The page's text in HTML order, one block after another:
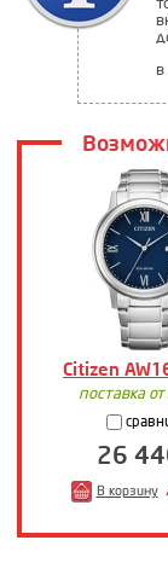
Citizen
поставка
26
В корзину